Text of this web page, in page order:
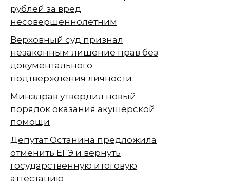
рублей за вред
несовершеннолетним
Верховный суд признал
незаконным лишение прав без
документального
подтверждения личности
Минздрав утвердил новый
порядок оказания акушерской
помощи
Депутат Останина предложила
отменить ЕГЭ и вернуть
государственную итоговую
аттестацию